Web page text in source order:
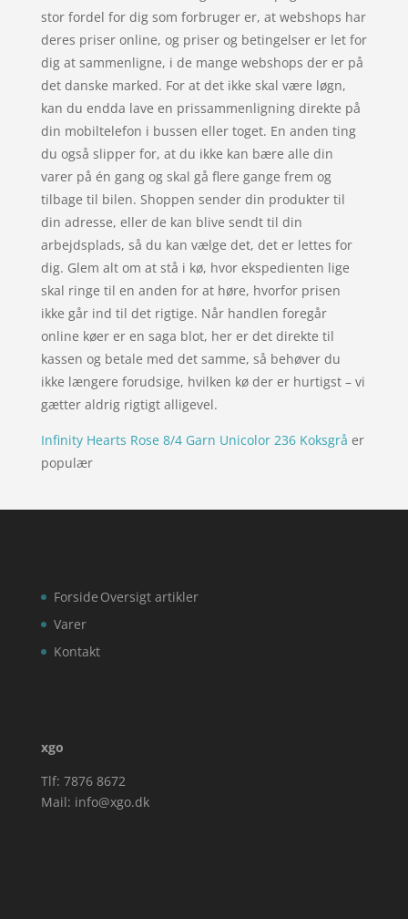
stor fordel for dig som forbruger er, at webshops har
deres priser online, og priser og betingelser er let for
dig at sammenligne, i de mange webshops der er på
det danske marked. For at det ikke skal være løgn,
kan du endda lave en prissammenligning direkte på
din mobiltelefon i bussen eller toget. En anden ting
du også slipper for, at du ikke kan bære alle din
varer på én gang og skal gå flere gange frem og
tilbage til bilen. Shoppen sender din produkter til
din adresse, eller de kan blive sendt til din
arbejdsplads, så du kan vælge det, det er lettes for
dig. Glem alt om at stå i kø, hvor ekspedienten lige
skal ringe til en anden for at høre, hvorfor prisen
ikke går ind til det rigtige. Når handlen foregår
online køer er en saga blot, her er det direkte til
kassen og betale med det samme, så behøver du
ikke længere forudsige, hvilken kø der er hurtigst – vi
gætter aldrig rigtigt alligevel.
Infinity Hearts Rose 8/4 Garn Unicolor 236 Koksgrå er
populær
Forside
Varer
Kontakt
Oversigt artikler
xgo
Tlf: 7876 8672
Mail: info@xgo.dk